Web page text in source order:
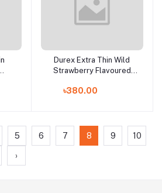
Add to cart
Durex Extra Thin Wild
Strawberry Flavoured
Pack(India)
৳380.00
5 6 7 8 9 10
›